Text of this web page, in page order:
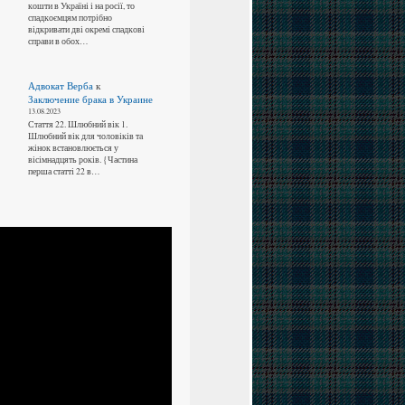
кошти в Україні і на росії, то
спадкоємцям потрібно
відкривати дві окремі спадкові
справи в обох…
Адвокат Вербак
Заключение брака в Украине
13.08.2023
Стаття 22. Шлюбний вік 1.
Шлюбний вік для чоловіків та
жінок встановлюється у
вісімнадцять років. {Частина
перша статті 22 в…